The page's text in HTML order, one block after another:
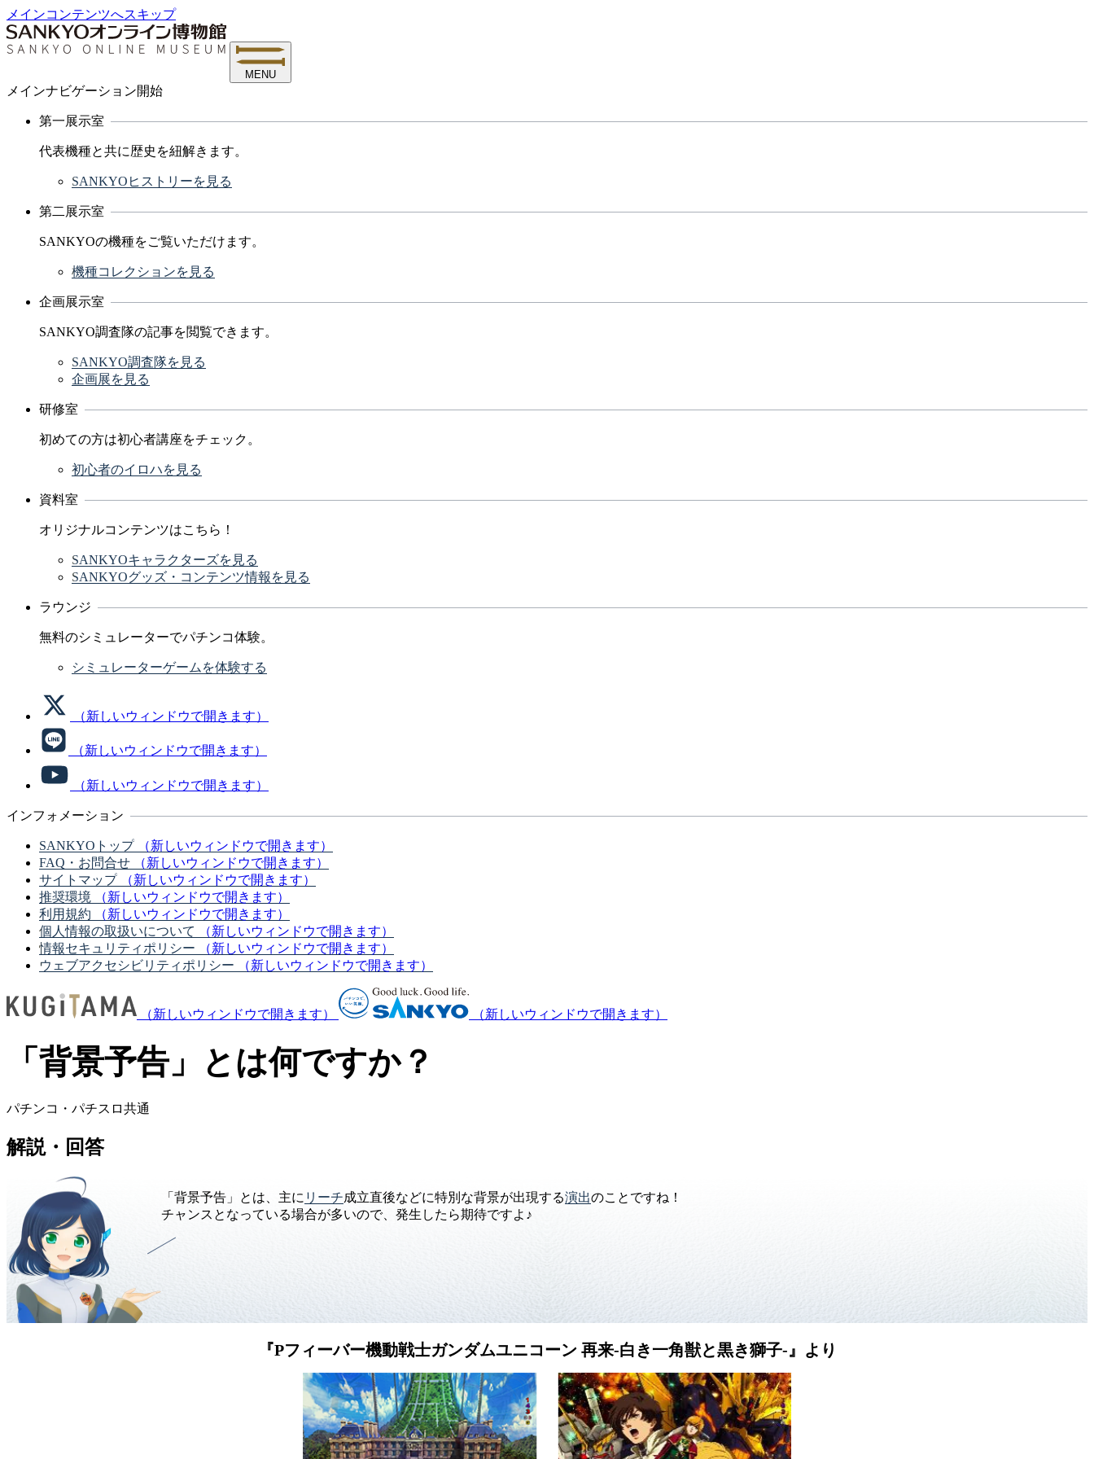
メインコンテンツへスキップ
MENU
メインナビゲーション開始
第一展示室
代表機種と共に歴史を紐解きます。
SANKYOヒストリーを見る
第二展示室
SANKYOの機種をご覧いただけます。
機種コレクションを見る
企画展示室
SANKYO調査隊の記事を閲覧できます。
SANKYO調査隊を見る
企画展を見る
研修室
初めての方は初心者講座をチェック。
初心者のイロハを見る
資料室
オリジナルコンテンツはこちら！
SANKYOキャラクターズを見る
SANKYOグッズ・コンテンツ情報を見る
ラウンジ
無料のシミュレーターでパチンコ体験。
シミュレーターゲームを体験する
（新しいウィンドウで開きます）
（新しいウィンドウで開きます）
（新しいウィンドウで開きます）
インフォメーション
SANKYOトップ
（新しいウィンドウで開きます）
FAQ・お問合せ
（新しいウィンドウで開きます）
サイトマップ
（新しいウィンドウで開きます）
推奨環境
（新しいウィンドウで開きます）
利用規約
（新しいウィンドウで開きます）
個人情報の取扱いについて
（新しいウィンドウで開きます）
情報セキュリティポリシー
（新しいウィンドウで開きます）
ウェブアクセシビリティポリシー
（新しいウィンドウで開きます）
（新しいウィンドウで開きます） （新しいウィンドウで開きます）
「背景予告」とは何ですか？
パチンコ・パチスロ共通
解説・回答
「背景予告」とは、主に リーチ成立直後などに特別な背景が出現する演出のことですね！
チャンスとなっている場合が多いので、発生したら期待ですよ♪
『Pフィーバー機動戦士ガンダムユニコーン 再来-白き一角獣と黒き獅子-』より